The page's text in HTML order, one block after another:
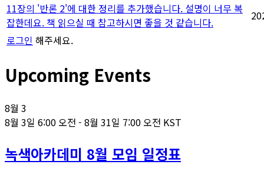
11장의 '반론 2'에 대한 정리를 추가했습니다. 설명이 너무 복
잡한데요. 책 읽으실 때 참고하시면 좋을 것 같습니다.
로그인 해주세요.
Upcoming Events
8월 3
8월 3일 6:00 오전 - 8월 31일 7:00 오전 KST
녹색아카데미 8월 모임 일정표